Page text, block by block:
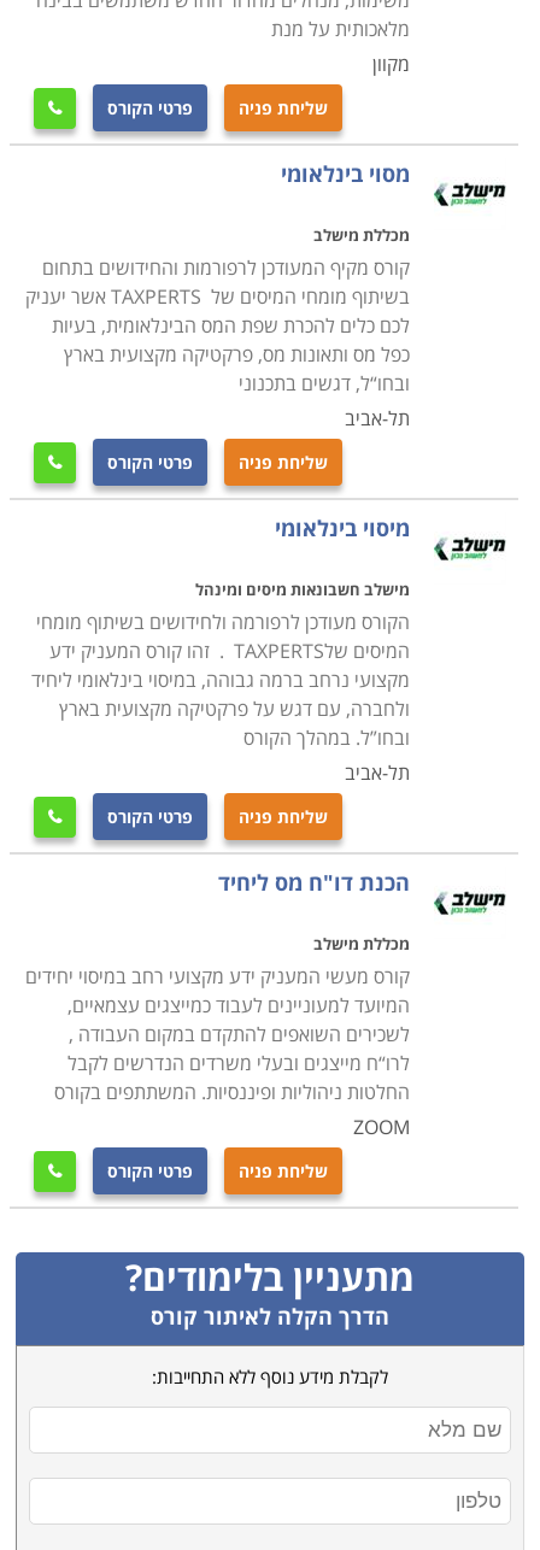
שרוצה להתקדם לתפקידים ניהוליים.
לימודי מנהל עסקים ניתן ללמוד בכל מוסדות הלימוד בארץ,
הן לתואר ראשון והן ללימודי תעודה באוניברסיטאות ומכללות
בתל אביב, ירושלים, חיפה, כפר סבא באר שבע, ואפילו
אילת.
מלאכותית על מנת
מקוון
שליחת פניה פרטי הקורס 
מסוי בינלאומי
מכללת מישלב
קורס מקיף המעודכן לרפורמות והחידושים בתחום
בשיתוף מומחי המיסים של TAXPERTS אשר יעניק
לכם כלים להכרת שפת המס הבינלאומית, בעיות
כפל מס ותאונות מס, פרקטיקה מקצועית בארץ
ובחו“ל, דגשים בתכנוני
תל-אביב
שליחת פניה פרטי הקורס 
מיסוי בינלאומי
מישלב חשבונאות מיסים ומינהל
הקורס מעודכן לרפורמה ולחידושים בשיתוף מומחי
המיסים שלTAXPERTS . זהו קורס המעניק ידע
מקצועי נרחב ברמה גבוהה, במיסוי בינלאומי ליחיד
ולחברה, עם דגש על פרקטיקה מקצועית בארץ
ובחו”ל. במהלך הקורס
תל-אביב
שליחת פניה פרטי הקורס 
הכנת דו"ח מס ליחיד
מכללת מישלב
קורס מעשי המעניק ידע מקצועי רחב במיסוי יחידים
המיועד למעוניינים לעבוד כמייצגים עצמאיים,
לשכירים השואפים להתקדם במקום העבודה ,
לרו“ח מייצגים ובעלי משרדים הנדרשים לקבל
החלטות ניהוליות ופיננסיות. המשתתפים בקורס
ZOOM
שליחת פניה פרטי הקורס 
מתעניין בלימודים?
הדרך הקלה לאיתור קורס
לקבלת מידע נוסף ללא התחייבות: